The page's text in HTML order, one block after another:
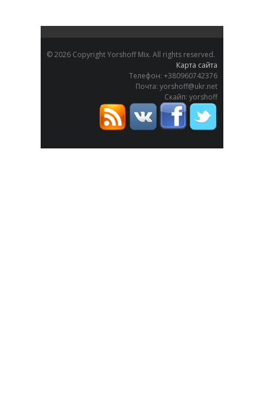
©2026 Copyright Yorshoff Mix. All rights reserved.
Карта сайта
Телефон: +380960742376
Почта: yorshoff@ukr.net
Скайп: yorshoff